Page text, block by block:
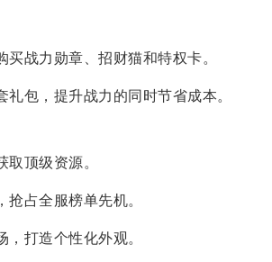
战力勋章、招财猫和特权卡。
包，提升战力的同时节省成本。
顶级资源。
占全服榜单先机。
打造个性化外观。